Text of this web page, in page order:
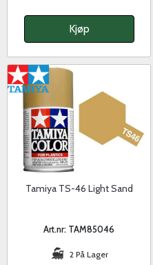
Kjøp
Tamiya TS-46 Light Sand
Art.nr: TAM85046
2 På Lager